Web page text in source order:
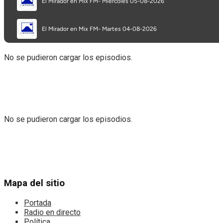
No se pudieron cargar los episodios.
No se pudieron cargar los episodios.
Mapa del sitio
Portada
Radio en directo